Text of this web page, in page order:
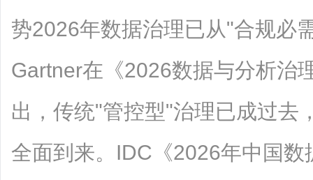
势2026年数据治理已从"合规必
Gartner在《2026数据与分析治
出，传统"管控型"治理已成过去
全面到来。IDC《2026年中国